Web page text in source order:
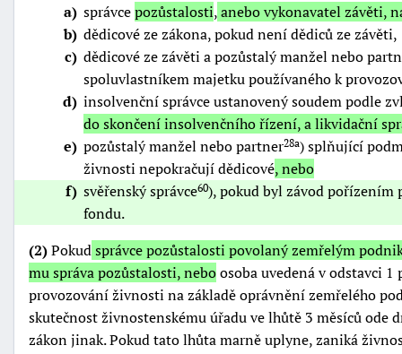
a správcepozůstalosti,anebo vykonavatel závěti,
b dědicové ze zákona, pokud není dědiců ze závěti,
c dědicové ze závěti a pozůstalý manžel nebo
spoluvlastníkem majetku používaného k
d insolvenční správce ustanovený soudem podle
do skončení insolvenčního řízení, a likvidační
e pozůstalý manžel nebo partner28a) splňující
živnosti nepokračují dědicové, nebo
f svěřenský správce60), pokud byl závod pořízením
fondu.
(2)Pokudsprávce pozůstalosti povolaný zemřelým
mu správa pozůstalosti, neboosoba uvedená v odstavci 1
provozování živnosti na základě oprávnění zemřelého
skutečnost živnostenskému úřadu ve lhůtě 3 měsíců
zákon jinak. Pokud tato lhůta marně uplyne, zaniká